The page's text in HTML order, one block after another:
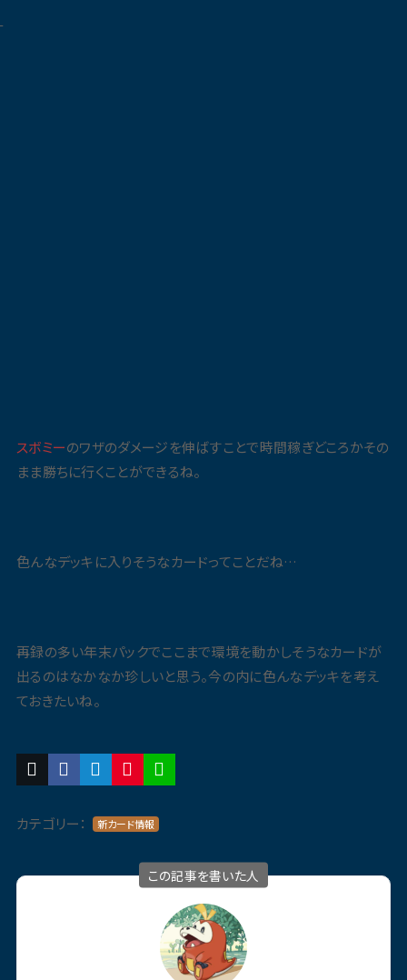
スボミーのワザのダメージを伸ばすことで時間稼ぎどころかその
まま勝ちに行くことができるね。
色んなデッキに入りそうなカードってことだね…
再録の多い年末パックでここまで環境を動かしそうなカードが
出るのはなかなか珍しいと思う。今の内に色んなデッキを考え
ておきたいね。
カテゴリー： 新カード情報
この記事を書いた人